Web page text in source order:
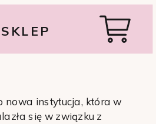
nowa instytucja, która w
się w związku z